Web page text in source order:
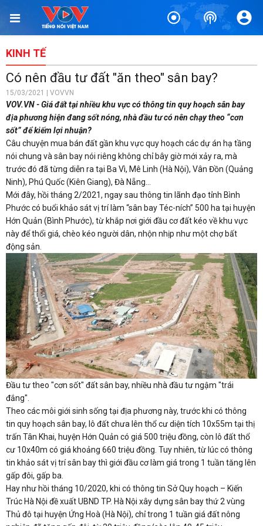
KINH TẾ
Có nên đầu tư đất "ăn theo" sân bay?
15/03/2021 | VOVVN
VOV.VN - Giá đất tại nhiều khu vực có thông tin quy hoạch sân bay
địa phương hiện đang sốt nóng, nhà đầu tư có nên chạy theo “cơn
sốt” để kiếm lợi nhuận?
Câu chuyện mua bán đất gần khu vực quy hoạch các dự án hạ tầng
nói chung và sân bay nói riêng không chỉ bây giờ mới xảy ra, mà
trước đó đã từng diễn ra tại Ba Vì, Mê Linh (Hà Nội), Vân Đồn (Quảng
Ninh), Phú Quốc (Kiên Giang), Đà Nẵng…
Mới đây, hồi tháng 2/2021, ngay sau thông tin lãnh đạo tỉnh Bình
Phước có buổi khảo sát vị trí làm “sân bay Téc-ních” 500 ha tại huyện
Hớn Quản (Bình Phước), từ khắp nơi giới đầu cơ đất kéo về khu vực
này để thổi giá, chèo kéo người dân, nhộn nhịp như một chợ bất
động sản.
Đầu tư theo "cơn sốt" đất sân bay, nhiều nhà đầu tư ngậm "trái
đắng".
Theo các môi giới sinh sống tại địa phương này, trước khi có thông
tin quy hoạch sân bay, lô đất chưa lên thổ cư diện tích 10x55m tại thị
trấn Tân Khai, huyện Hớn Quản có giá 500 triệu đồng, còn lô đất thổ
cư 10x40m có giá khoảng 660 triệu đồng. Tuy nhiên, từ lúc có thông
tin khảo sát vị trí sân bay thì giới đầu cơ làm giá trong 1 tuần tăng lên
gấp đôi, gấp ba.
Hay như hồi tháng 10/2020, khi có thông tin Sở Quy hoạch – Kiến
Trúc Hà Nội đề xuất UBND TP. Hà Nội xây dựng sân bay thứ 2 vùng
Thủ đô tại huyện Ứng Hoà (Hà Nội), chỉ trong 1 tuần giá đất nông